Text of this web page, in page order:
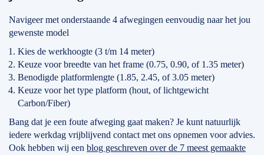
Navigeer met onderstaande 4 afwegingen eenvoudig naar het jou
gewenste model
Kies de werkhoogte (3 t/m 14 meter)
Keuze voor breedte van het frame (0.75, 0.90, of 1.35 meter)
Benodigde platformlengte (1.85, 2.45, of 3.05 meter)
Keuze voor het type platform (hout, of lichtgewicht
Carbon/Fiber)
Bang dat je een foute afweging gaat maken? Je kunt natuurlijk
iedere werkdag vrijblijvend contact met ons opnemen voor advies.
Ook hebben wij een blog geschreven over de 7 meest gemaakte